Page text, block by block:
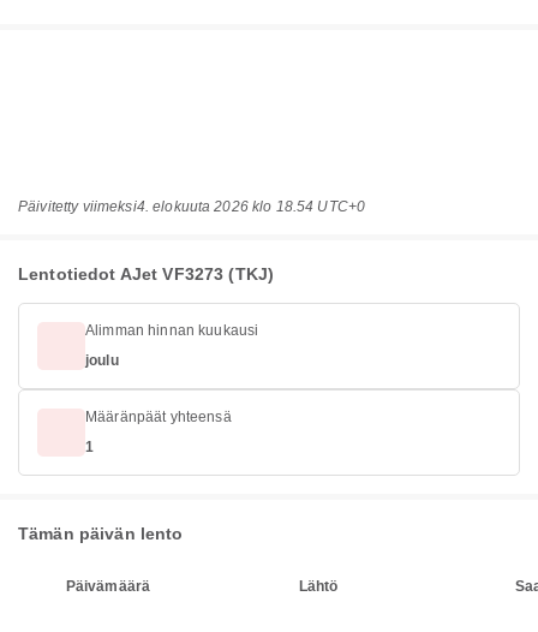
Päivitetty viimeksi4. elokuuta 2026 klo 18.54 UTC+0
Lentotiedot AJet VF3273 (TKJ)
Alimman hinnan kuukausi
joulu
Määränpäät yhteensä
1
Tämän päivän lento
Päivämäärä Lähtö